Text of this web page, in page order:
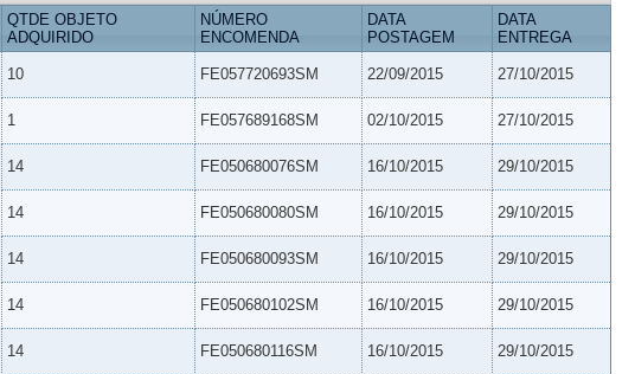
QTDE OBJETO
ADQUIRIDO
NÚMERO
ENCOMENDA
DATA
POSTAGEM
DATA
ENTREGA
10 FE057720693SM 22/09/2015 27/10/2015
1 FE057689168SM 02/10/2015 27/10/2015
14 FE050680076SM 16/10/2015 29/10/2015
14 FE050680080SM 16/10/2015 29/10/2015
14 FE050680093SM 16/10/2015 29/10/2015
14 FE050680102SM 16/10/2015 29/10/2015
14 FE050680116SM 16/10/2015 29/10/2015